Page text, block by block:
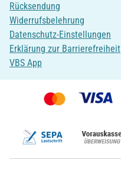
Rücksendung
Widerrufsbelehrung
Datenschutz-Einstellungen
Erklärung zur Barrierefreiheit
VBS App